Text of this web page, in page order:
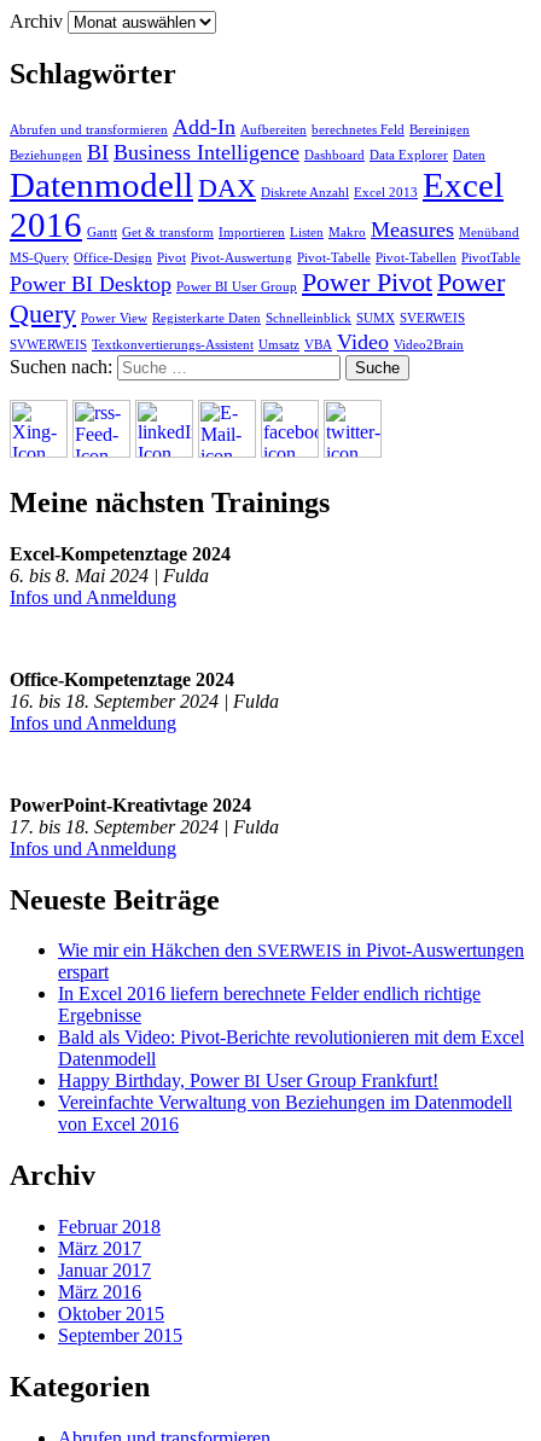
Archiv
Schlagwörter
Abrufen und transformieren Add-In Aufbereiten berechnetes Feld Bereinigen
Beziehungen BI Business Intelligence Dashboard Data Explorer Daten
Datenmodell DAX Diskrete Anzahl Excel 2013 Excel
2016 Gantt Get & transform Importieren Listen Makro Measures Menüband
MS-Query Office-Design Pivot Pivot-Auswertung Pivot-Tabelle Pivot-Tabellen PivotTable
Power BI Desktop Power BI User Group Power PivotPower
Query Power View Registerkarte Daten Schnelleinblick SUMX SVERWEIS
SVWERWEIS Textkonvertierungs-Assistent Umsatz VBA Video Video2Brain
Suchen nach:
Meine nächsten Trainings
Excel-Kompetenztage 2024
6. bis 8. Mai 2024 | Fulda
Infos und Anmeldung
Office-Kompetenztage 2024
16. bis 18. September 2024 | Fulda
Infos und Anmeldung
PowerPoint-Kreativtage 2024
17. bis 18. September 2024 | Fulda
Infos und Anmeldung
Neueste Beiträge
Wie mir ein Häkchen den SVERWEIS in Pivot-Auswertungen
erspart
In Excel 2016 liefern berechnete Felder endlich richtige
Ergebnisse
Bald als Video: Pivot-Berichte revolutionieren mit dem Excel
Datenmodell
Happy Birthday, PowerBI User Group Frankfurt!
Vereinfachte Verwaltung von Beziehungen im Datenmodell
von Excel 2016
Archiv
Februar 2018
März 2017
Januar 2017
März 2016
Oktober 2015
September 2015
Kategorien